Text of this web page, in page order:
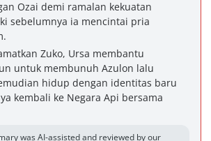
Ozai demi ramalan kekuatan
sebelumnya ia mencintai pria
Zuko, Ursa membantu
untuk membunuh Azulon lalu
hidup dengan identitas baru
kembali ke Negara Api bersama
was AI-assisted and reviewed by our